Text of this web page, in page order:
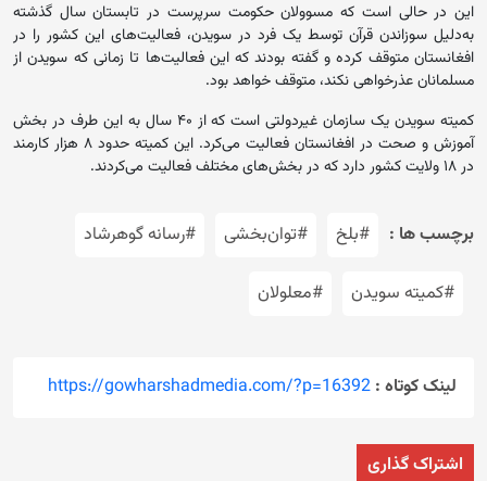
این در حالی است که مسوولان حکومت سرپرست در تابستان سال گذشته
به‌دلیل سوزاندن قرآن توسط یک فرد در سویدن، فعالیت‌های این کشور را در
افغانستان متوقف کرده و گفته‌ بودند که این فعالیت‌ها تا زمانی که سویدن از
مسلمانان عذرخواهی نکند، متوقف خواهد بود.
کمیته سویدن یک سازمان غیردولتی است که از ۴۰ سال به این طرف در بخش
آموزش و صحت در افغانستان فعالیت می‌کرد. این کمیته حدود ۸ هزار کارمند
در ۱۸ ولایت کشور دارد که در بخش‌های مختلف فعالیت می‌کردند.
برچسب ها : #بلخ #توان‌بخشی #رسانه گوهرشاد
#کمیته سویدن #معلولان
لینک کوتاه : https://gowharshadmedia.com/?p=16392
اشتراک گذاری